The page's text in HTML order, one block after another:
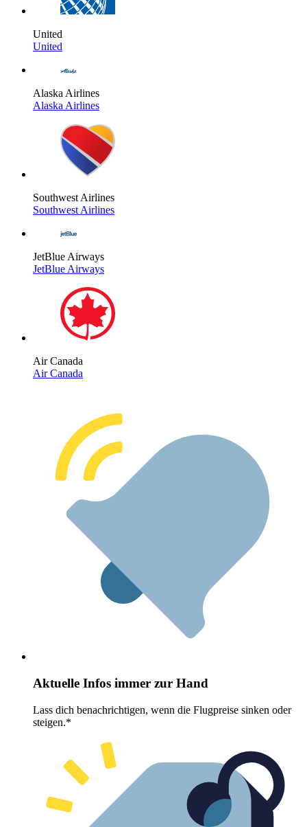
United
United
Alaska Airlines
Alaska Airlines
Southwest Airlines
Southwest Airlines
JetBlue Airways
JetBlue Airways
Air Canada
Air Canada
Aktuelle Infos immer zur Hand
Lass dich benachrichtigen, wenn die Flugpreise sinken oder
steigen.*